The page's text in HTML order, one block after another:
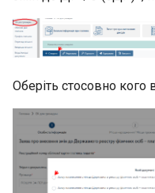
Оберіть стосовно кого